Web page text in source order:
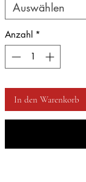
Auswählen
Anzahl *
In den Warenkorb